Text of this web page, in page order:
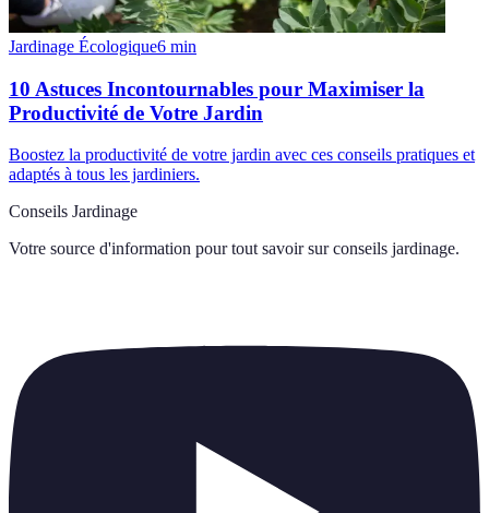
Jardinage Écologique6 min
10 Astuces Incontournables pour Maximiser la
Productivité de Votre Jardin
Boostez la productivité de votre jardin avec ces conseils pratiques et
adaptés à tous les jardiniers.
Conseils Jardinage
Votre source d'information pour tout savoir sur conseils jardinage.